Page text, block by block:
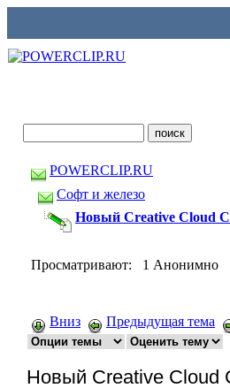
POWERCLIP.RU
Софт и железо
Новый Creative Cloud
Просматривают: 1 Анонимно
Вниз Предыдущая тема
Новый Creative Cloud